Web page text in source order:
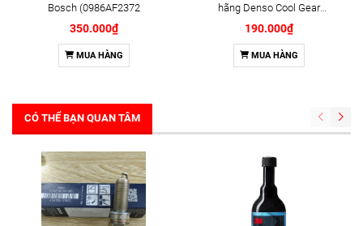
Bosch (0986AF2372
350.000₫
MUA HÀNG
hãng Denso Cool Gear
(DI145520-5030)
190.000₫
MUA HÀNG
CÓ THỂ BẠN QUAN TÂM